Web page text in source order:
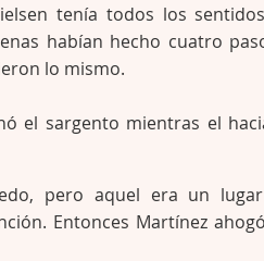
tenía todos los
habían hecho cuatro
lo mismo.
el sargento mientras el
pero aquel era un
Entonces Martínez